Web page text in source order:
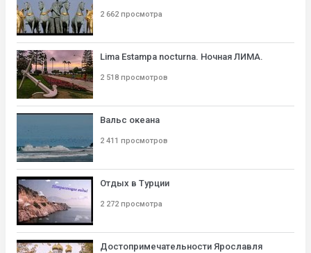
2 662 просмотра
Lima Estampa nocturna. Ночная ЛИМА.
2 518 просмотров
Вальс океана
2 411 просмотров
Отдых в Турции
2 272 просмотра
Достопримечательности Ярославля